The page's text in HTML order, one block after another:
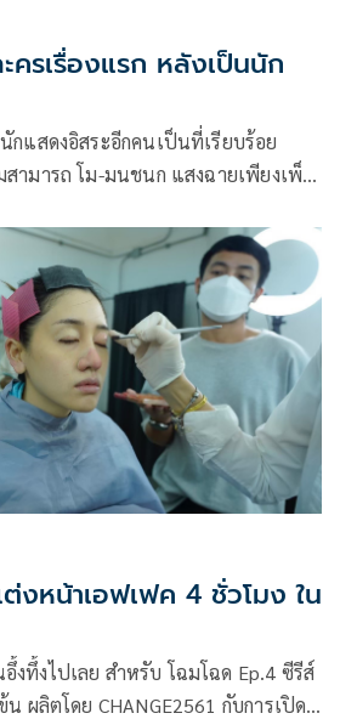
รเรื่องแรก หลังเป็นนัก
กแสดงอิสระอีกคนเป็นที่เรียบร้อย
สามารถ โม-มนชนก แสงฉายเพียงเพ็ญ
าวโม ก็ตอบตกลงทันควันพร้อมกับเปิด
งหน้าเอฟเฟค 4 ชั่วโมง ใน
ทึ้งไปเลย สำหรับ โฉมโฉด Ep.4 ซีรีส์
กับการเปิด